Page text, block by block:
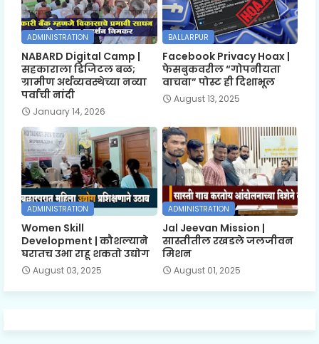
ADMINISTRATION
NABARD Digital Camp |
सहकाराला डिजिटल बळ;
ग्रामीण अर्थव्यवस्थेच्या नव्या
पर्वाची नांदी
January 14, 2026
BALLARPUR
Facebook Privacy Hoax |
फेसबुकवरील “गोपनीयता
वाचवा” पोस्ट ही दिशाभूल
August 13, 2025
ADMINISTRATION
Women Skill
Development | कौशल्याने
घरातच उभा राहू शकतो उद्योग
August 03, 2025
ADMINISTRATION
Jal Jeevan Mission |
सास्तीतील रखडले जलजीवन
मिशन
August 01, 2025